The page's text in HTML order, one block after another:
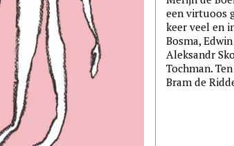
een virtuoos
keer veel en
Bosma,
Aleksandr
Tochman.
Bram de